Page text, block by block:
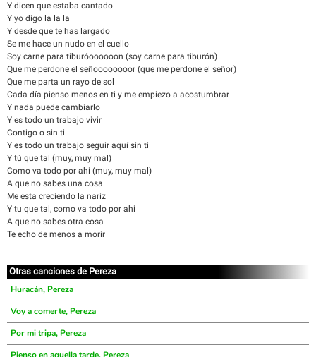
Y dicen que estaba cantado
Y yo digo la la la
Y desde que te has largado
Se me hace un nudo en el cuello
Soy carne para tiburóoooooon (soy carne para tiburón)
Que me perdone el señoooooooor (que me perdone el señor)
Que me parta un rayo de sol
Cada día pienso menos en ti y me empiezo a acostumbrar
Y nada puede cambiarlo
Y es todo un trabajo vivir
Contigo o sin ti
Y es todo un trabajo seguir aquí sin ti
Y tú que tal (muy, muy mal)
Como va todo por ahi (muy, muy mal)
A que no sabes una cosa
Me esta creciendo la nariz
Y tu que tal, como va todo por ahi
A que no sabes otra cosa
Te echo de menos a morir
Otras canciones de Pereza
Huracán, Pereza
Voy a comerte, Pereza
Por mi tripa, Pereza